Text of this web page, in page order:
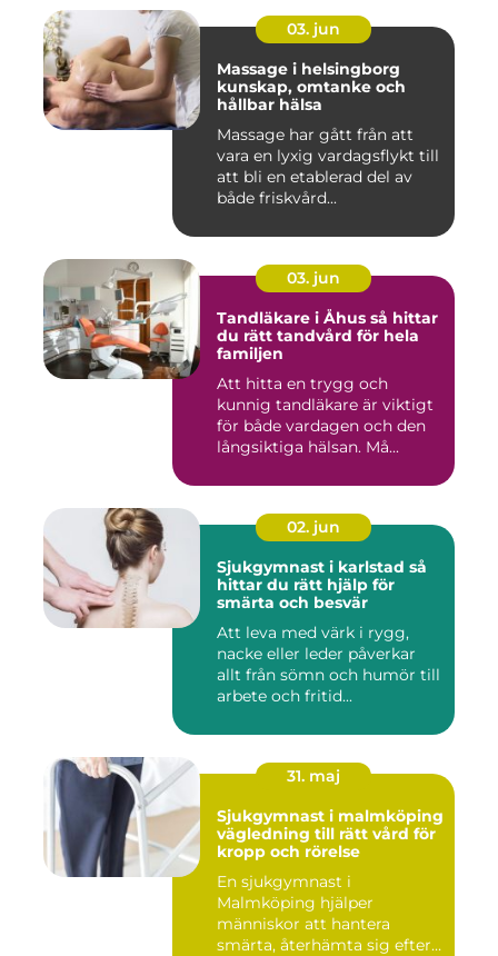
03. jun
Massage i helsingborg
kunskap, omtanke och
hållbar hälsa
Massage har gått från att
vara en lyxig vardagsflykt till
att bli en etablerad del av
både friskvård...
03. jun
Tandläkare i Åhus så hittar
du rätt tandvård för hela
familjen
Att hitta en trygg och
kunnig tandläkare är viktigt
för både vardagen och den
långsiktiga hälsan. Må...
02. jun
Sjukgymnast i karlstad så
hittar du rätt hjälp för
smärta och besvär
Att leva med värk i rygg,
nacke eller leder påverkar
allt från sömn och humör till
arbete och fritid...
31. maj
Sjukgymnast i malmköping
vägledning till rätt vård för
kropp och rörelse
En sjukgymnast i
Malmköping hjälper
människor att hantera
smärta, återhämta sig efter